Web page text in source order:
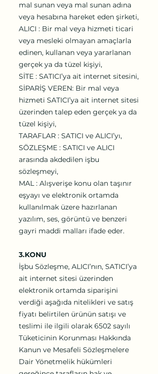
mal sunan veya mal sunan adına
veya hesabına hareket eden şirketi,
ALICI : Bir mal veya hizmeti ticari
veya mesleki olmayan amaçlarla
edinen, kullanan veya yararlanan
gerçek ya da tüzel kişiyi,
SİTE : SATICI’ya ait internet sitesini,
SİPARİŞ VEREN: Bir mal veya
hizmeti SATICI’ya ait internet sitesi
üzerinden talep eden gerçek ya da
tüzel kişiyi,
TARAFLAR : SATICI ve ALICI’yı,
SÖZLEŞME : SATICI ve ALICI
arasında akdedilen işbu
sözleşmeyi,
MAL : Alışverişe konu olan taşınır
eşyayı ve elektronik ortamda
kullanılmak üzere hazırlanan
yazılım, ses, görüntü ve benzeri
gayri maddi malları ifade eder.
3.KONU
İşbu Sözleşme, ALICI’nın, SATICI’ya
ait internet sitesi üzerinden
elektronik ortamda siparişini
verdiği aşağıda nitelikleri ve satış
fiyatı belirtilen ürünün satışı ve
teslimi ile ilgili olarak 6502 sayılı
Tüketicinin Korunması Hakkında
Kanun ve Mesafeli Sözleşmelere
Dair Yönetmelik hükümleri